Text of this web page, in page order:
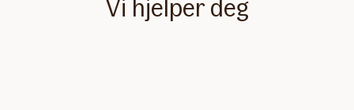
Vi hjelper deg